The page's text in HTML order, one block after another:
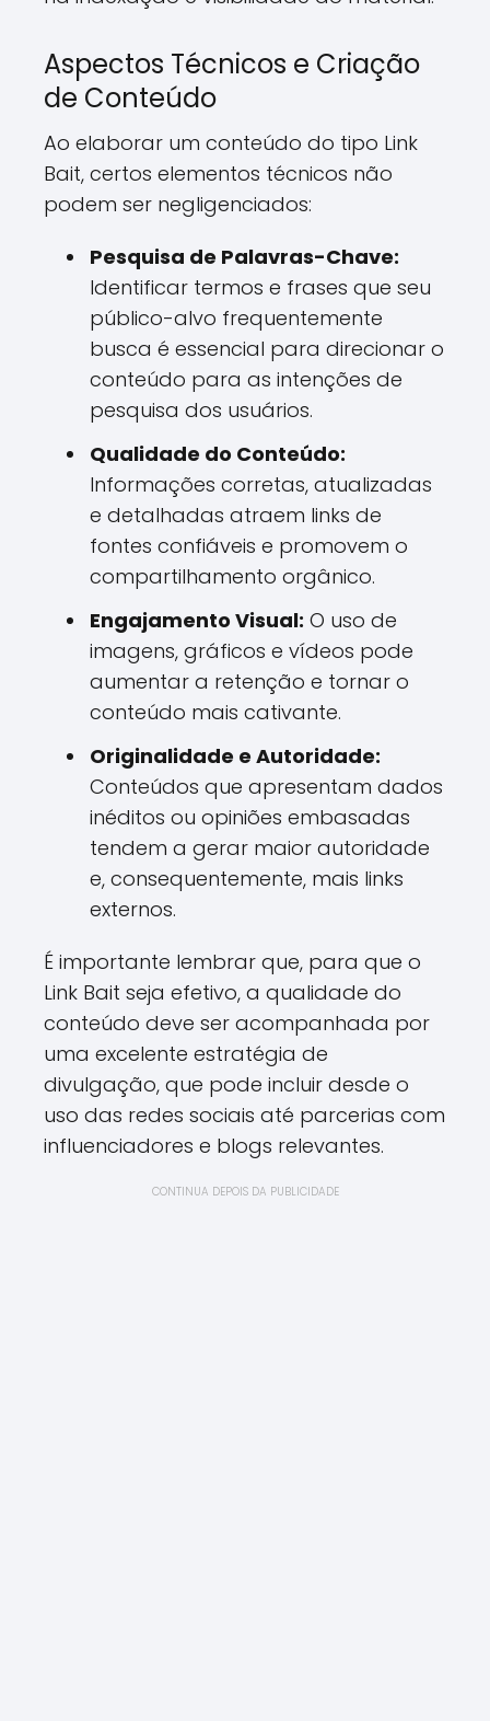
Aspectos Técnicos e Criação
de Conteúdo
Ao elaborar um conteúdo do tipo Link
Bait, certos elementos técnicos não
podem ser negligenciados:
Pesquisa de Palavras-Chave:
Identificar termos e frases que seu
público-alvo frequentemente
busca é essencial para direcionar o
conteúdo para as intenções de
pesquisa dos usuários.
Qualidade do Conteúdo:
Informações corretas, atualizadas
e detalhadas atraem links de
fontes confiáveis e promovem o
compartilhamento orgânico.
Engajamento Visual: O uso de
imagens, gráficos e vídeos pode
aumentar a retenção e tornar o
conteúdo mais cativante.
Originalidade e Autoridade:
Conteúdos que apresentam dados
inéditos ou opiniões embasadas
tendem a gerar maior autoridade
e, consequentemente, mais links
externos.
É importante lembrar que, para que o
Link Bait seja efetivo, a qualidade do
conteúdo deve ser acompanhada por
uma excelente estratégia de
divulgação, que pode incluir desde o
uso das redes sociais até parcerias com
influenciadores e blogs relevantes.
CONTINUA DEPOIS DA PUBLICIDADE